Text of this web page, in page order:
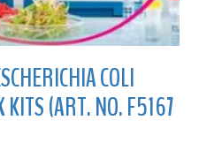
COLI
(ART. NO. F5167